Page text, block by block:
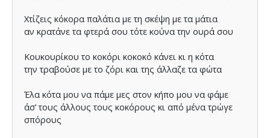
Χτίζεις κόκορα παλάτια µε τη σκέψη µε τα µάτια
αν κρατάνε τα φτερά σου τότε κούνα την ουρά σου
Κουκουρίκου το κοκόρι κοκοκό κάνει κι η κότα
την τραβούσε µε το ζόρι και της άλλαζε τα φώτα
Έλα κότα µου να πάµε µες στον κήπο µου να φάµε
άσ’ τους άλλους τους κοκόρους κι από µένα τρώγε
σπόρους